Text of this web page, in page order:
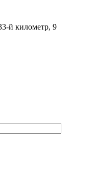
й километр, 9